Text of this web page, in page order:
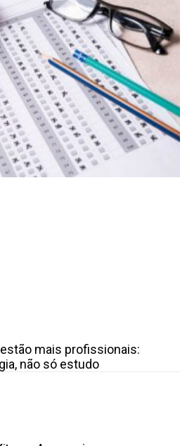
mais profissionais:
não só estudo